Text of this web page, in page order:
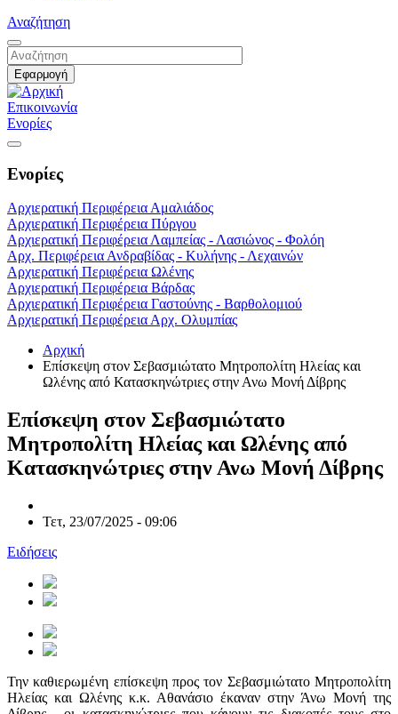
Αναζήτηση
Επικοινωνία
Ενορίες
Ενορίες
Αρχιερατική Περιφέρεια Αμαλιάδος
Αρχιερατική Περιφέρεια Πύργου
Αρχιερατική Περιφέρεια Λαμπείας - Λασιώνος - Φολόη
Αρχ. Περιφέρεια Ανδραβίδας - Κυλήνης - Λεχαινών
Αρχιερατική Περιφέρεια Ωλένης
Αρχιερατική Περιφέρεια Βάρδας
Αρχιερατική Περιφέρεια Γαστούνης - Βαρθολομιού
Αρχιερατική Περιφέρεια Αρχ. Ολυμπίας
Αρχική
Επίσκεψη στον Σεβασμιώτατο Μητροπολίτη Ηλείας και
Ωλένης από Κατασκηνώτριες στην Ανω Μονή Δίβρης
Επίσκεψη στον Σεβασμιώτατο
Μητροπολίτη Ηλείας και Ωλένης από
Κατασκηνώτριες στην Ανω Μονή Δίβρης
Τετ, 23/07/2025 - 09:06
Ειδήσεις
Την καθιερωμένη επίσκεψη προς τον Σεβασμιώτατο Μητροπολίτη
Ηλείας και Ωλένης κ.κ. Αθανάσιο έκαναν στην Άνω Μονή της